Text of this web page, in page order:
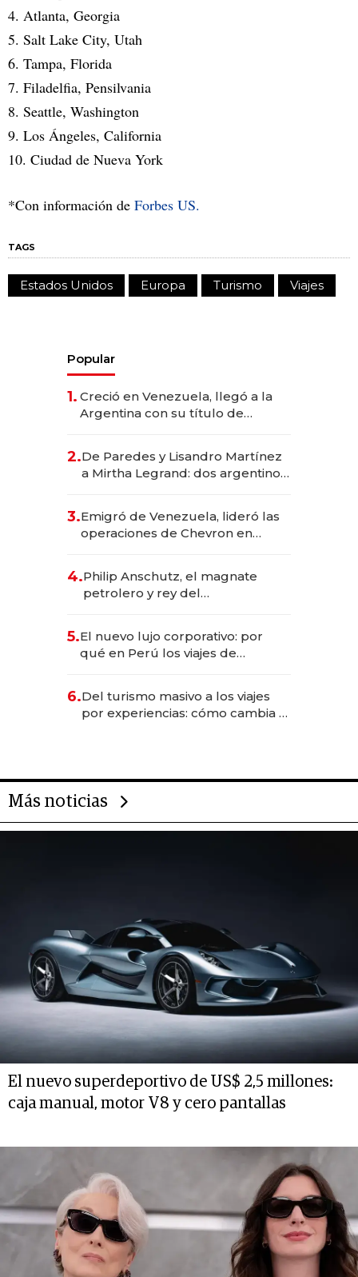
4. Atlanta, Georgia
5. Salt Lake City, Utah
6. Tampa, Florida
7. Filadelfia, Pensilvania
8. Seattle, Washington
9. Los Ángeles, California
10. Ciudad de Nueva York
*Con información de Forbes US.
TAGS
Estados Unidos Europa Turismo Viajes
Popular
1. Creció en Venezuela, llegó a la
Argentina con su título de
las marcas "fast premium"
2.De Paredes y Lisandro Martínez
a Mirtha Legrand: dos argentinos
3.Emigró de Venezuela, lideró las
operaciones de Chevron en
4.Philip Anschutz, el magnate
petrolero y rey del
Fénix
5.El nuevo lujo corporativo: por
qué en Perú los viajes de
transformadoras
6.Del turismo masivo a los viajes
por experiencias: cómo cambia el
Más noticias
El nuevo superdeportivo de US$ 2,5 millones:
caja manual, motor V8 y cero pantallas